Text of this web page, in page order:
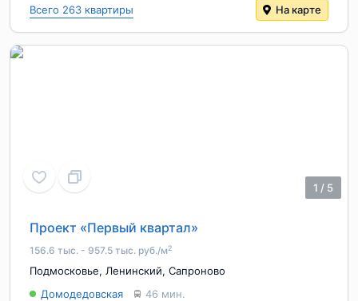
Всего 263 квартиры На карте
1 / 5
Проект «Первый квартал»
156.6 тыс. - 957.5 тыс. руб./м2
Подмосковье, Ленинский, Сапроново
Домодедовская 46 мин.